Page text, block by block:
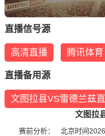
直播信号源
高清直播 腾讯体育
直播备用源
文图拉县VS雷德兰兹
文图拉
赛前分析： 北京时间